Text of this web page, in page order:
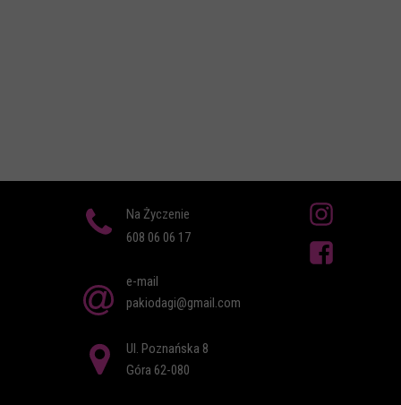
Ul. Poznańska 8
Góra 62-080
e-mail
pakiodagi@gmail.com
Na Życzenie
608 06 06 17